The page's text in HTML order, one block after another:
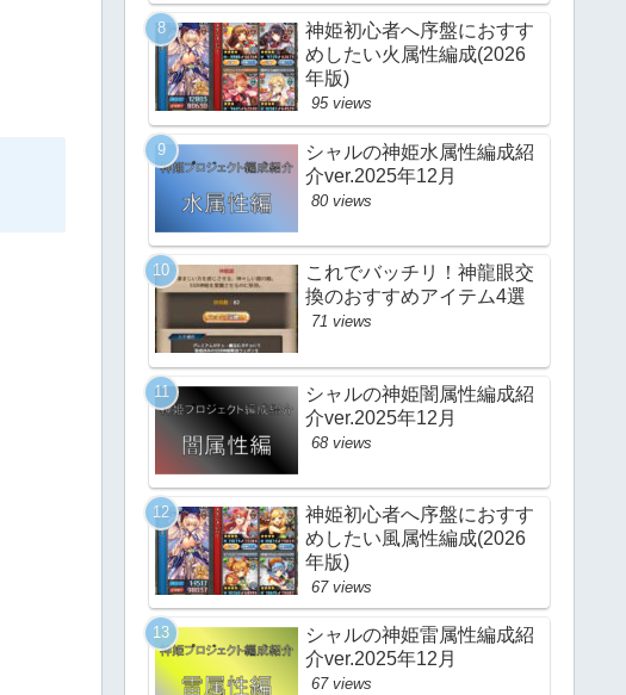
神姫初心者へ序盤におすす
めしたい火属性編成(2026
年版)
95 views
シャルの神姫水属性編成紹
介ver.2025年12月
80 views
これでバッチリ！神龍眼交
換のおすすめアイテム4選
71 views
シャルの神姫闇属性編成紹
介ver.2025年12月
68 views
神姫初心者へ序盤におすす
めしたい風属性編成(2026
年版)
67 views
シャルの神姫雷属性編成紹
介ver.2025年12月
67 views